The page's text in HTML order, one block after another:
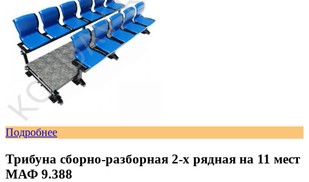
Подробнее
Трибуна сборно-разборная 2-х рядная на 11 мест
МАФ 9.388